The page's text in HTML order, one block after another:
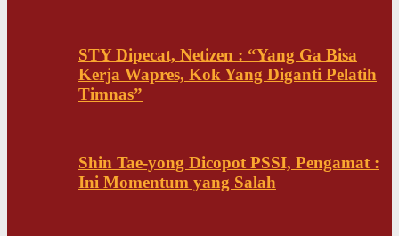
STY Dipecat, Netizen : “Yang Ga Bisa
Kerja Wapres, Kok Yang Diganti Pelatih
Timnas”
Shin Tae-yong Dicopot PSSI, Pengamat :
Ini Momentum yang Salah